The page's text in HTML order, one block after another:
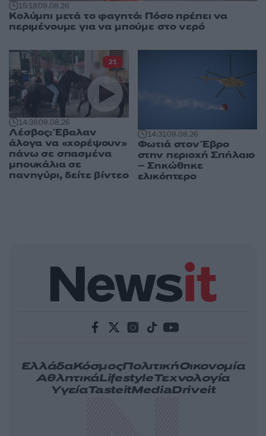
15:1809.08.26
Κολύμπι μετά το φαγητό: Πόσο πρέπει να
περιμένουμε για να μπούμε στο νερό
14:3809.08.26
Λέσβος: Έβαλαν
άλογα να «χορέψουν»
πάνω σε σπασμένα
μπουκάλια σε
πανηγύρι, δείτε βίντεο
21
14:3109.08.26
Φωτιά στον Έβρο
στην περιοχή Σπήλαιο
– Σηκώθηκε
ελικόπτερο
ΕλλάδαΚόσμοςΠολιτικήΟικονομία
ΑθλητικάLifestyleΤεχνολογία
ΥγείαTasteitMediaDriveit